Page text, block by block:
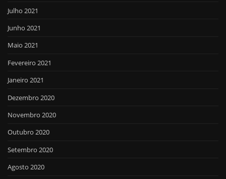
Julho 2021
Junho 2021
Maio 2021
Fevereiro 2021
Janeiro 2021
Dezembro 2020
Novembro 2020
Outubro 2020
Setembro 2020
Agosto 2020